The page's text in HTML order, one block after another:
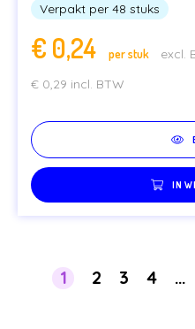
Verpakt per 48 stuks
€ 0,24 per stuk
excl.
€ 0,29 incl. BTW
IN
1 2 3 4 …